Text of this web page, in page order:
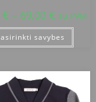
€ – 69,00 € su PVM
savybes